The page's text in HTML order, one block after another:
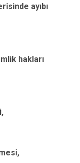
ayıbı
hakları